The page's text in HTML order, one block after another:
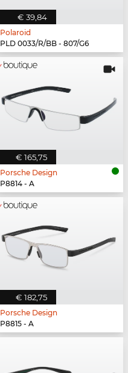
€ 39,84
Polaroid
PLD 0033/R/BB - 807/G6
€ 165,75
Porsche Design
P8814 - A
€ 182,75
Porsche Design
P8815 - A